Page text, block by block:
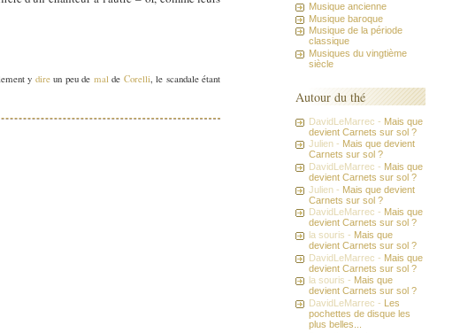
y dire un peu de malde Corelli, le scandale étant
Musique ancienne
Musique baroque
Musique de la période
classique
Musiques du vingtième
siècle
Autour du thé
DavidLeMarrec - Mais que
devient Carnets sur sol ?
Julien - Mais que devient
Carnets sur sol ?
DavidLeMarrec - Mais que
devient Carnets sur sol ?
Julien - Mais que devient
Carnets sur sol ?
DavidLeMarrec - Mais que
devient Carnets sur sol ?
la souris - Mais que
devient Carnets sur sol ?
DavidLeMarrec - Mais que
devient Carnets sur sol ?
la souris - Mais que
devient Carnets sur sol ?
DavidLeMarrec - Les
pochettes de disque les
plus belles...